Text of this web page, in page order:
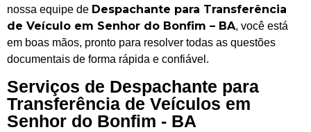
nossa equipe de Despachante para Transferência
de Veículo em Senhor do Bonfim – BA, você está
em boas mãos, pronto para resolver todas as questões
documentais de forma rápida e confiável.
Serviços de Despachante para
Transferência de Veículos em
Senhor do Bonfim - BA